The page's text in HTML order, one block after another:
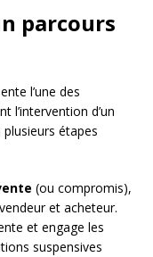
parcours
l’une des
l’intervention d’un
étapes
(ou compromis),
et acheteur.
et engage les
suspensives